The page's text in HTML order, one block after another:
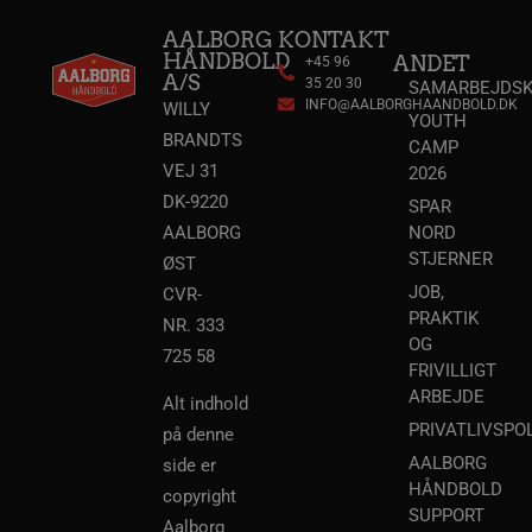
AALBORG
HÅNDBOLD
A/S
WILLY
BRANDTS
VEJ 31
DK-9220
AALBORG
ØST
CVR-
NR. 333
725 58
Alt indhold
på denne
side er
copyright
Aalborg
KONTAKT
+45 96
35 20 30
INFO@AALBORGHAANDBOLD.DK
ANDET
YOUTH
CAMP
2026
SPAR
NORD
STJERNER
JOB,
PRAKTIK
OG
FRIVILLIGT
ARBEJDE
AALBORG
HÅNDBOLD
SUPPORT
lf-cmp-189350 aalborghaandbold.dk
Udløbsdato
Beskrivelse
2 måneder
Denne cookie
Udløbsdato
Udløbsdato
popupshow
.aalborghaandbold.dk Session